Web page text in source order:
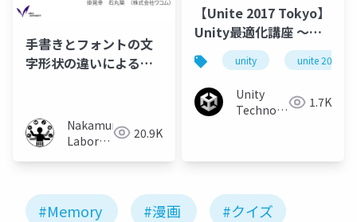
手書きとフォントの文
字形状の違いによる記
Nakamura
Laboratory 20.9K
【Unite 2017 Tokyo】
Unity最適化講座 ～ス
ペシャリストが教える
メモリとCPU使用率の
負担最小化テクニック
～
unity unite 2017
Unity
Technologies 1.7K
#Memory #漫画 #クイズ